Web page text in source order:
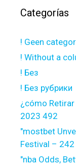
Categorías
! Geen
! Without a
! Без
! Без рубрики
¿cómo
2023 492
"mostbet
Festival – 242
"nba Odds,